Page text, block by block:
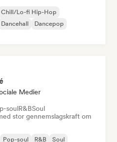
Chill/Lo-fi Hip-Hop
Dancehall
Dancepop
Medier
soulR&BSoul
stor gennemslagskraft om
Pop-soul R&B Soul